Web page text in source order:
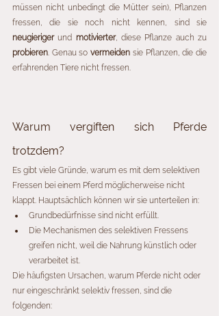
müssen nicht unbedingt die Mütter sein), Pflanzen
neugieriger und motivierter
probieren . Genau so vermeiden sie Pflanzen, die die
erfahrenden Tiere nicht fressen.
Warum vergiften sich Pferde
trotzdem?
Es gibt viele Gründe, warum es mit dem selektiven
Fressen bei einem Pferd möglicherweise nicht
klappt. Hauptsächlich können wir sie unterteilen in:
Grundbedürfnisse sind nicht erfüllt.
Die Mechanismen des selektiven Fressens
greifen nicht, weil die Nahrung künstlich oder
verarbeitet ist.
Die häufigsten Ursachen, warum Pferde nicht oder
nur eingeschränkt selektiv fressen, sind die
folgenden: